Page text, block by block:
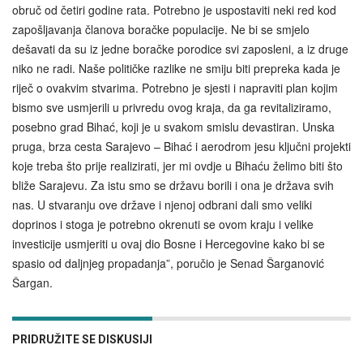
obruč od četiri godine rata. Potrebno je uspostaviti neki red kod
zapošljavanja članova boračke populacije. Ne bi se smjelo
dešavati da su iz jedne boračke porodice svi zaposleni, a iz druge
niko ne radi. Naše političke razlike ne smiju biti prepreka kada je
riječ o ovakvim stvarima. Potrebno je sjesti i napraviti plan kojim
bismo sve usmjerili u privredu ovog kraja, da ga revitaliziramo,
posebno grad Bihać, koji je u svakom smislu devastiran. Unska
pruga, brza cesta Sarajevo – Bihać i aerodrom jesu ključni projekti
koje treba što prije realizirati, jer mi ovdje u Bihaću želimo biti što
bliže Sarajevu. Za istu smo se državu borili i ona je država svih
nas. U stvaranju ove države i njenoj odbrani dali smo veliki
doprinos i stoga je potrebno okrenuti se ovom kraju i velike
investicije usmjeriti u ovaj dio Bosne i Hercegovine kako bi se
spasio od daljnjeg propadanja”, poručio je Senad Šarganović
Šargan.
PRIDRUŽITE SE DISKUSIJI